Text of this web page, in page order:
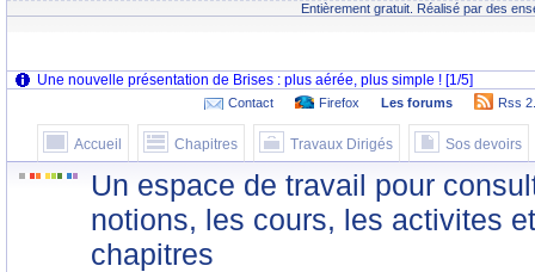
Entièrement gratuit. Réalisé par des
Contact Firefox Les forums Rss
Accueil Chapitres Travaux Dirigés Sos devoirs
Un espace de travail pour
notions, les cours, les activites
chapitres